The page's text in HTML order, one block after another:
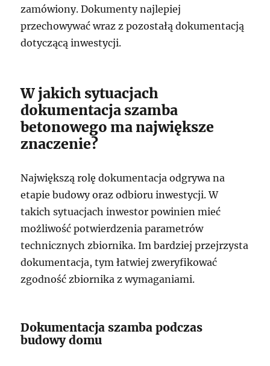
zamówiony. Dokumenty najlepiej
przechowywać wraz z pozostałą dokumentacją
dotyczącą inwestycji.
W jakich sytuacjach
dokumentacja szamba
betonowego ma największe
znaczenie?
Największą rolę dokumentacja odgrywa na
etapie budowy oraz odbioru inwestycji. W
takich sytuacjach inwestor powinien mieć
możliwość potwierdzenia parametrów
technicznych zbiornika. Im bardziej przejrzysta
dokumentacja, tym łatwiej zweryfikować
zgodność zbiornika z wymaganiami.
Dokumentacja szamba podczas
budowy domu